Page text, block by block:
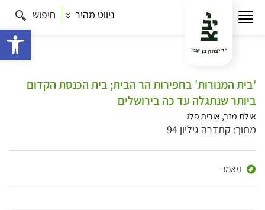
ניווט מהיר חיפוש
'בית המנורות' בחפירות הר הבית; בית הכנסת הקדום
ביותר שנתגלה עד כה בירושלים
אילת מזר, אורית פלג
מתוך: קתדרה גיליון 94
מאמר